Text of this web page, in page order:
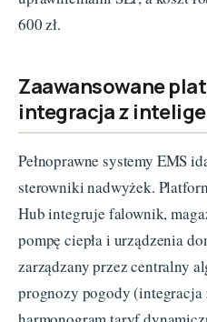
600 zł.
Zaawansowane
integracja z
Pełnoprawne systemy EMS
sterowniki nadwyżek.
Hub integruje falownik,
pompę ciepła i urządzenia
zarządzany przez centralny
prognozy pogody